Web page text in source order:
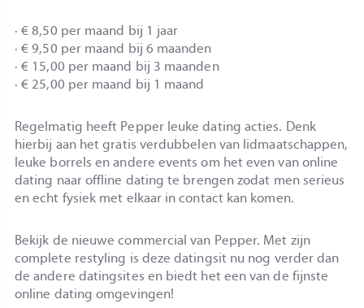
· € 8,50 per maand bij 1 jaar
· € 9,50 per maand bij 6 maanden
· € 15,00 per maand bij 3 maanden
· € 25,00 per maand bij 1 maand
Regelmatig heeft Pepper leuke dating acties. Denk
hierbij aan het gratis verdubbelen van lidmaatschappen,
leuke borrels en andere events om het even van online
dating naar offline dating te brengen zodat men serieus
en echt fysiek met elkaar in contact kan komen.
Bekijk de nieuwe commercial van Pepper. Met zijn
complete restyling is deze datingsit nu nog verder dan
de andere datingsites en biedt het een van de fijnste
online dating omgevingen!